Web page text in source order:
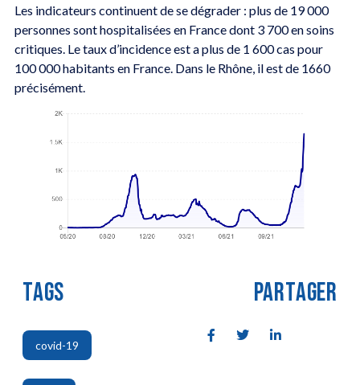
Les indicateurs continuent de se dégrader : plus de 19 000
personnes sont hospitalisées en France dont 3 700 en soins
critiques. Le taux d’incidence est a plus de 1 600 cas pour
100 000 habitants en France. Dans le Rhône, il est de 1660
précisément.
TAGS
covid-19
,
PARTAGER